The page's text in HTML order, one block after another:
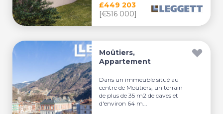
£449 203
[€516 000]
Moûtiers,
Appartement
Dans un immeuble situé au
centre de Moûtiers, un terrain
de plus de 35 m2 de caves et
d'environ 64 m...